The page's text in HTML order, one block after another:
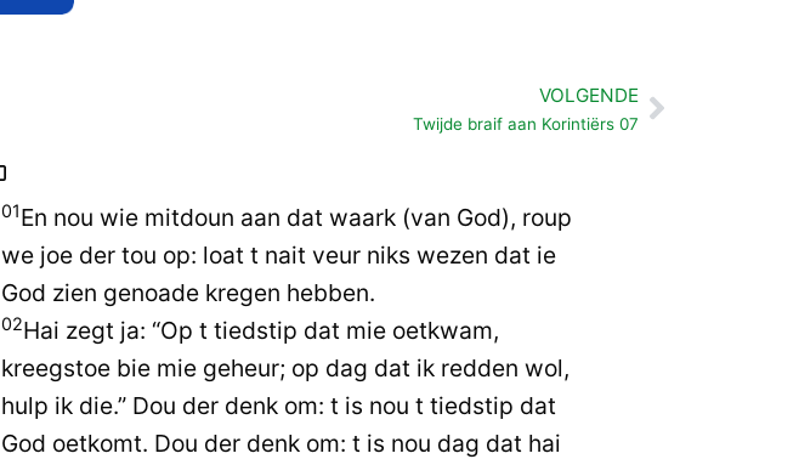
VOLGENDE
Twijde braif aan Korintiërs 07Volgende
01En nou wie mitdoun aan dat waark (van God), roup
we joe der tou op: loat t nait veur niks wezen dat ie
God zien genoade kregen hebben.
02Hai zegt ja: “Op t tiedstip dat mie oetkwam,
kreegstoe bie mie geheur; op dag dat ik redden wol,
hulp ik die.” Dou der denk om: t is nou t tiedstip dat
God oetkomt. Dou der denk om: t is nou dag dat hai